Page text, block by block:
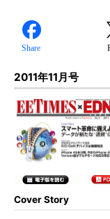
Share
2011年11月号
Cover Story